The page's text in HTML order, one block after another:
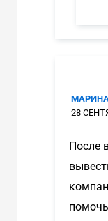
28
После